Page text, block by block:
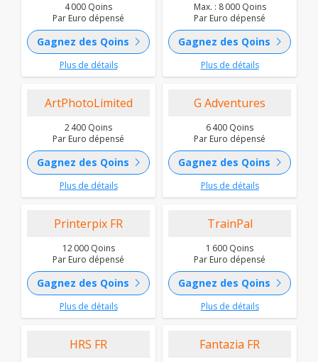
4 000 Qoins
Par Euro dépensé
Gagnez des Qoins chevron_right
Plus de détails
Max. : 8 000 Qoins
Par Euro dépensé
Gagnez des Qoins chevron_right
Plus de détails
ArtPhotoLimited
2 400 Qoins
Par Euro dépensé
Gagnez des Qoins chevron_right
Plus de détails
G Adventures
6 400 Qoins
Par Euro dépensé
Gagnez des Qoins chevron_right
Plus de détails
Printerpix FR
12 000 Qoins
Par Euro dépensé
Gagnez des Qoins chevron_right
Plus de détails
TrainPal
1 600 Qoins
Par Euro dépensé
Gagnez des Qoins chevron_right
Plus de détails
HRS FR Fantazia FR